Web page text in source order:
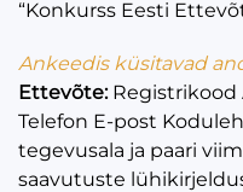
“Konkurss Eesti
Ankeedis küsitavad
Ettevõte:Registrikood
Telefon E-post
tegevusala ja paari
saavutuste